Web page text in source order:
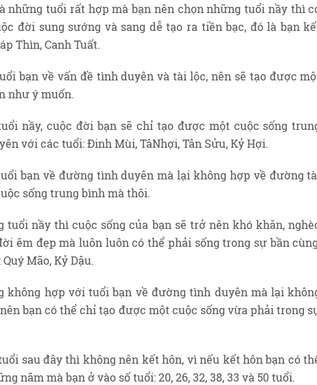
những tuổi rất hợp mà bạn nên chọn những tuổi nầy thì
đời sung sướng và sang dễ tạo ra tiền bạc, đó là bạn
Thìn, Canh Tuất.
bạn về vấn đề tình duyên và tài lộc, nên sẽ tạo được
như ý muốn.
nầy, cuộc đời bạn sẽ chỉ tạo được một cuộc sống
với các tuổi: Đinh Mùi, TâNhợi, Tân Sửu, Kỷ Hợi.
bạn về đường tình duyên mà lại không hợp về đường
sống trung bình mà thôi.
nầy thì cuộc sống của bạn sẽ trở nên khó khăn,
êm đẹp mà luôn luôn có thể phải sống trong sự bần
Mão, Kỷ Dậu.
không hợp với tuổi bạn về đường tình duyên mà lại
bạn có thể chỉ tạo được một cuộc sống vừa phải trong
sau đây thì không nên kết hôn, vì nếu kết hôn bạn có
năm mà bạn ở vào số tuổi: 20, 26, 32, 38, 33 và 50 tuổi.